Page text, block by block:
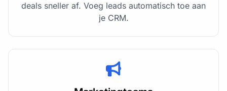
deals sneller af. Voeg leads automatisch toe aan
je CRM.